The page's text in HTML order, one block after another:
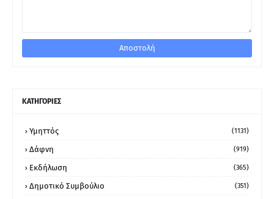
ΚΑΤΗΓΟΡΙΕΣ
Υμηττός (1131)
Δάφνη (919)
Εκδήλωση (365)
Δημοτικό Συμβούλιο (351)